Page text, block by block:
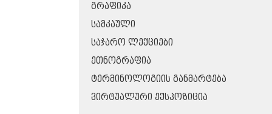
ᲒᲠᲐᲤᲘᲙᲐ
ᲡᲐᲛᲙᲐᲣᲚᲘ
ᲡᲐᲯᲐᲠᲝ ᲚᲔᲥᲪᲘᲔᲑᲘ
ᲔᲗᲜᲝᲒᲠᲐᲤᲘᲐ
ᲢᲔᲠᲛᲘᲜᲝᲚᲝᲒᲘᲘᲡ ᲒᲐᲜᲛᲐᲠᲢᲔᲑᲐ
ᲕᲘᲠᲢᲣᲐᲚᲣᲠᲘ ᲔᲥᲡᲞᲝᲖᲘᲪᲘᲐ